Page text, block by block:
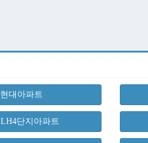
대아파트
단지아파트